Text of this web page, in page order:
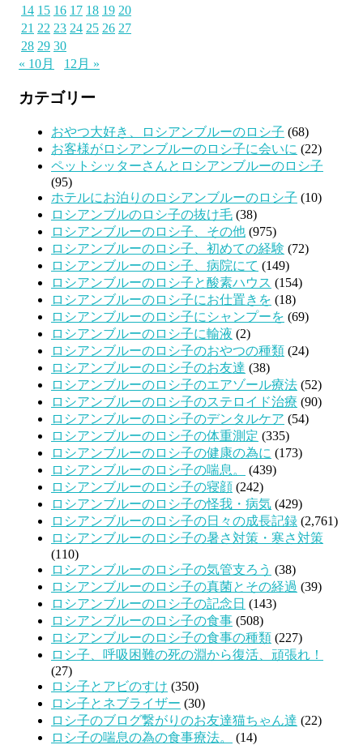
14 15 16 17 18 19 20
21 22 23 24 25 26 27
28 29 30
« 10月
12月 »
カテゴリー
おやつ大好き、ロシアンブルーのロシ子 (68)
お客様がロシアンブルーのロシ子に会いに (22)
ペットシッターさんとロシアンブルーのロシ子
(95)
ホテルにお泊りのロシアンブルーのロシ子 (10)
ロシアンブルのロシ子の抜け毛 (38)
ロシアンブルーのロシ子、その他 (975)
ロシアンブルーのロシ子、初めての経験 (72)
ロシアンブルーのロシ子、病院にて (149)
ロシアンブルーのロシ子と酸素ハウス (154)
ロシアンブルーのロシ子にお仕置きを (18)
ロシアンブルーのロシ子にシャンプーを (69)
ロシアンブルーのロシ子に輸液 (2)
ロシアンブルーのロシ子のおやつの種類 (24)
ロシアンブルーのロシ子のお友達 (38)
ロシアンブルーのロシ子のエアゾール療法 (52)
ロシアンブルーのロシ子のステロイド治療 (90)
ロシアンブルーのロシ子のデンタルケア (54)
ロシアンブルーのロシ子の体重測定 (335)
ロシアンブルーのロシ子の健康の為に (173)
ロシアンブルーのロシ子の喘息。
(439)
ロシアンブルーのロシ子の寝顔 (242)
ロシアンブルーのロシ子の怪我・病気 (429)
ロシアンブルーのロシ子の日々の成長記録 (2,761)
ロシアンブルーのロシ子の暑さ対策・寒さ対策
(110)
ロシアンブルーのロシ子の気管支ろう (38)
ロシアンブルーのロシ子の真菌とその経過 (39)
ロシアンブルーのロシ子の記念日 (143)
ロシアンブルーのロシ子の食事 (508)
ロシアンブルーのロシ子の食事の種類 (227)
ロシ子、呼吸困難の死の淵から復活、頑張れ！
(27)
ロシ子とアビのすけ (350)
ロシ子とネブライザー (30)
ロシ子のブログ繋がりのお友達猫ちゃん達 (22)
ロシ子の喘息の為の食事療法。
(14)